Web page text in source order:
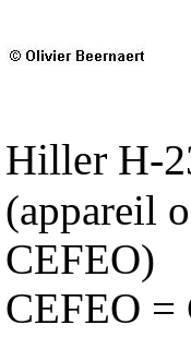
Hiller H-
(appareil
CEFEO)
CEFEO =